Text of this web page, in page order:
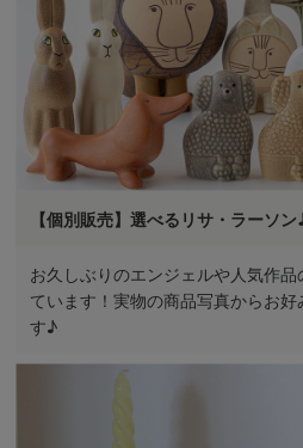
【個別販売】選べるリサ・ラーソン
お久しぶりのエンジェルや人気作
ています！実物の商品写真からお
す♪